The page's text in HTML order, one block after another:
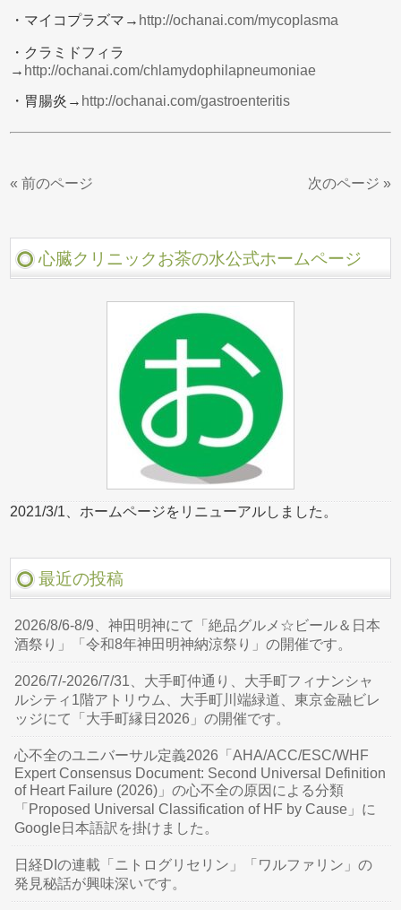
・マイコプラズマ→ http://ochanai.com/mycoplasma
・クラミドフィラ
→ http://ochanai.com/chlamydophilapneumoniae
・胃腸炎→ http://ochanai.com/gastroenteritis
« 前のページ 次のページ »
心臓クリニックお茶の水公式ホームページ
2021/3/1、ホームページをリニューアルしました。
最近の投稿
2026/8/6-8/9、神田明神にて「絶品グルメ☆ビール＆日本
酒祭り」「令和8年神田明神納涼祭り」の開催です。
2026/7/-2026/7/31、大手町仲通り、大手町フィナンシャ
ルシティ1階アトリウム、大手町川端緑道、東京金融ビレ
ッジにて「大手町縁日2026」の開催です。
心不全のユニバーサル定義2026「AHA/ACC/ESC/WHF
Expert Consensus Document: Second Universal Definition
of Heart Failure (2026)」の心不全の原因による分類
「Proposed Universal Classification of HF by Cause」に
Google日本語訳を掛けました。
日経DIの連載「ニトログリセリン」「ワルファリン」の
発見秘話が興味深いです。